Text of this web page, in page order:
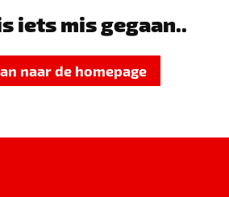
iets mis gegaan..
naar de homepage